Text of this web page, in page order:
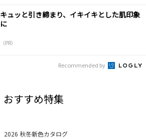
キュッと引き締まり、イキイキとした肌印象
に
（PR）
Recommended by
おすすめ特集
2026 秋冬新色カタログ